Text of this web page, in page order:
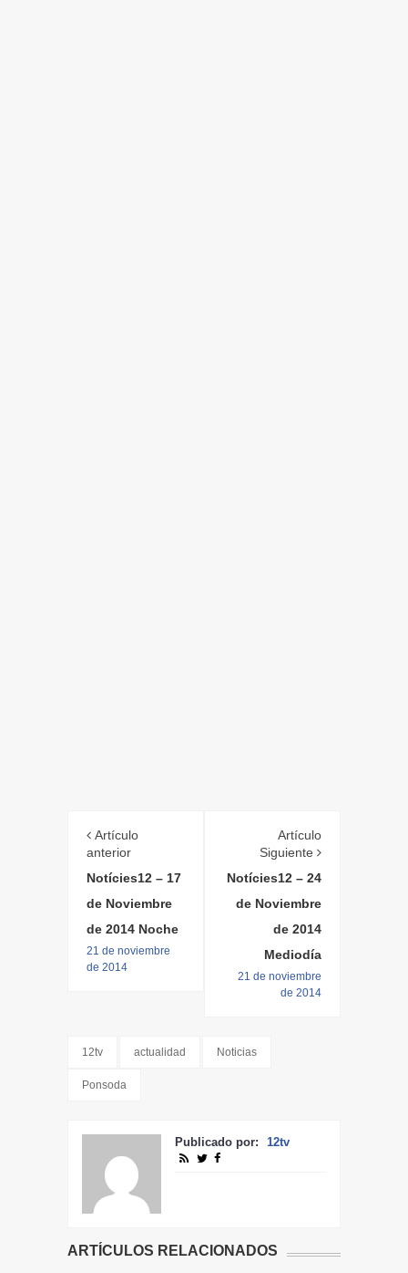
Artículo
anterior
Notícies12 – 17
de Noviembre
de 2014 Noche
21 de noviembre
de 2014
Artículo
Siguiente
Notícies12 – 24
de Noviembre
de 2014
Mediodía
21 de noviembre
de 2014
12tv actualidad Noticias
Ponsoda
Publicado por: 12tv
ARTÍCULOS RELACIONADOS